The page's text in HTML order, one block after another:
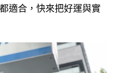
適合，快來把好運與實